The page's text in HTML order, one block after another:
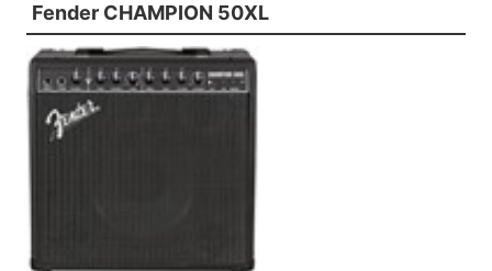
Fender CHAMPION 50XL